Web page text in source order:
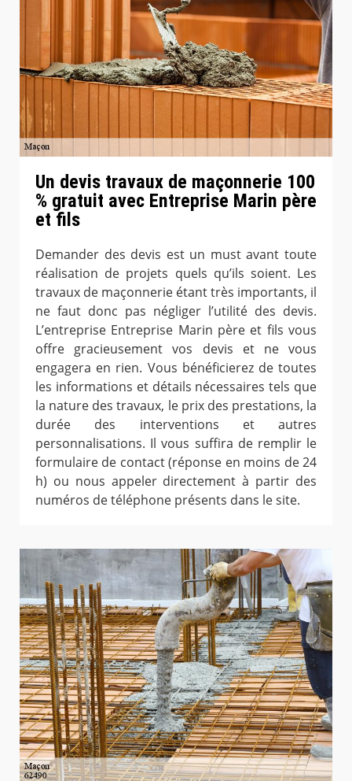
Un devis travaux de maçonnerie 100
% gratuit avec Entreprise Marin père
et fils
Demander des devis est un must avant toute
réalisation de projets quels qu’ils soient. Les
travaux de maçonnerie étant très importants, il
ne faut donc pas négliger l’utilité des devis.
L’entreprise Entreprise Marin père et fils vous
offre gracieusement vos devis et ne vous
engagera en rien. Vous bénéficierez de toutes
les informations et détails nécessaires tels que
la nature des travaux, le prix des prestations, la
durée des interventions et autres
personnalisations. Il vous suffira de remplir le
formulaire de contact (réponse en moins de 24
h) ou nous appeler directement à partir des
numéros de téléphone présents dans le site.